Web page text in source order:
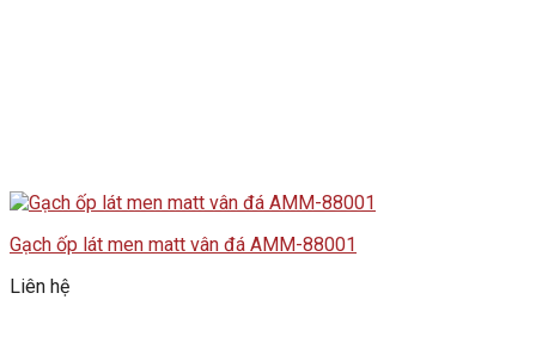
Gạch ốp lát men matt vân đá AMM-88001
Liên hệ